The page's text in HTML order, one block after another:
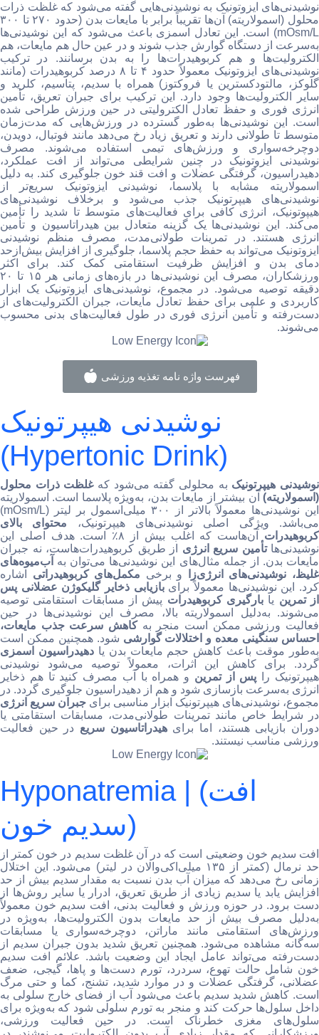
نوشیدنی‌های ایزوتونیک به نوشیدنی‌هایی گفته می‌شود که غلظت ذرات
محلول (اسمولاریته) آن‌ها تقریباً برابر با مایعات بدن (حدود ۲۷۰ تا ۳۰۰
mOsm/L) است. این تعادل اسمزی باعث می‌شود که این نوشیدنی‌ها
به‌سرعت از دستگاه گوارش جذب شوند و در عین حال هم مایعات، هم
الکترولیت‌ها و هم کربوهیدرات‌ها را به بدن برسانند. در ترکیب
نوشیدنی‌های ایزوتونیک معمولاً حدود ۴ تا ۸ درصد کربوهیدرات (مانند
گلوکز، مالتودکسترین یا فروکتوز) همراه با سدیم، پتاسیم، کلرید و
سایر الکترولیت‌ها وجود دارد. این ترکیب برای جبران تعریق، تأمین
انرژی فوری و حفظ تعادل الکترولیتی در حین ورزش طراحی شده
است. این نوشیدنی‌ها به‌طور گسترده در ورزش‌هایی که مدت‌زمان
متوسط تا طولانی دارند و تعریق زیاد رخ می‌دهد مانند فوتبال، دویدن،
دوچرخه‌سواری و ورزش‌های تیمی استفاده می‌شوند. مصرف
نوشیدنی ایزوتونیک در چنین شرایطی می‌تواند از افت عملکرد،
دهیدراسیون، گرفتگی عضلات و افت قند خون جلوگیری کند. به دلیل
اسمولاریته مشابه با پلاسما، نوشیدنی ایزوتونیک سریع‌تر از
نوشیدنی‌های هیپرتونیک جذب می‌شود و برخلاف نوشیدنی‌های
هیپوتونیک، انرژی کافی برای فعالیت‌های متوسط تا شدید را تأمین
می‌کند. این نوشیدنی‌ها یک گزینه متعادل بین هیدراتاسیون و تأمین
انرژی هستند. در تمرینات طولانی‌مدت، مصرف منظم نوشیدنی
ایزوتونیک می‌تواند به حفظ حجم پلاسما، جلوگیری از افزایش بیش‌ازحد
دمای بدن و افزایش ظرفیت استقامتی کمک کند. برای اکثر
ورزشکاران، مصرف این نوشیدنی‌ها در بازه‌های زمانی هر ۱۵ تا ۲۰
دقیقه توصیه می‌شود. در مجموع، نوشیدنی‌های ایزوتونیک یک ابزار
کاربردی و علمی برای حفظ تعادل مایعات، جبران الکترولیت‌های از
دست‌رفته و تأمین انرژی فوری در طول فعالیت‌های بدنی محسوب
می‌شوند.
فهرست واژه نامه تغذیه ورزشی
نوشیدنی هیپرتونیک
(Hypertonic Drink)
نوشیدنی هیپرتونیک به محلولی گفته می‌شود کهغلظت ذرات محلول
(اسمولاریته) آن بیشتر از مایعات بدن، به‌ویژه پلاسما است. اسمولاریته
این نوشیدنی‌ها معمولاً بالاتر از ۳۰۰ میلی‌اسمول بر لیتر (mOsm/L)
می‌باشد. ویژگی اصلی نوشیدنی‌های هیپرتونیک، محتوای بالای
کربوهیدرات
آن‌هاست که اغلب بیش از ۸٪ است. هدف اصلی این
نوشیدنی‌هاتأمین سریع انرژی از طریق کربوهیدرات‌هاست، نه جبران
مایعات بدن. از جمله مثال‌های این نوشیدنی‌ها می‌توان به آب‌میوه‌های
غلیظ، نوشیدنی‌های انرژی‌زا
و برخی مکمل‌های کربوهیدراتی اشاره
کرد. این نوشیدنی‌ها معمولاً برایبازیابی ذخایر گلیکوژن عضلانی پس
از تمرین یا بارگیری کربوهیدرات پیش از مسابقات استقامتی توصیه
می‌شوند. به‌دلیل اسمولاریته بالا، مصرف این نوشیدنی‌ها در حین
فعالیت ورزشی ممکن است منجر بهکاهش سرعت جذب مایعات،
احساس سنگینی معده و اختلالات گوارشی شود. همچنین ممکن است
به‌طور موقت باعث کاهش حجم مایعات بدن یادهیدراسیون اسمزی
گردد. برای کاهش این اثرات، معمولاً توصیه می‌شود نوشیدنی
هیپرتونیک را پس از تمرین و همراه با آب مصرف کنید تا هم ذخایر
انرژی به‌سرعت بازسازی شود و هم از دهیدراسیون جلوگیری گردد. در
مجموع، نوشیدنی‌های هیپرتونیک ابزار مناسبی برای جبران سریع انرژی
در شرایط خاص مانند تمرینات طولانی‌مدت، مسابقات استقامتی یا
دوران بازیابی هستند، اما برایهیدراتاسیون سریع در حین فعالیت
ورزشی مناسب نیستند.
Hyponatremia | (افت
سدیم خون)
افت سدیم خون وضعیتی است که در آن غلظت سدیم در خون کمتر از
حد نرمال (کمتر از ۱۳۵ میلی‌اکی‌والان در لیتر) می‌شود. این اختلال
زمانی رخ می‌دهد که میزان آب بدن نسبت به مقدار سدیم بیش از حد
افزایش یابد یا سدیم زیادی از طریق تعریق، ادرار یا سایر روش‌ها از
دست برود. در حوزه ورزش و فعالیت بدنی، افت سدیم خون معمولاً
به‌دلیل مصرف بیش از حد مایعات بدون الکترولیت‌ها، به‌ویژه در
ورزش‌های استقامتی مانند ماراتن، دوچرخه‌سواری یا مسابقات
سه‌گانه مشاهده می‌شود. همچنین تعریق شدید بدون جبران سدیم از
دست‌رفته می‌تواند عامل ایجاد این وضعیت باشد. علائم افت سدیم
خون شامل حالت تهوع، سردرد، تورم دست‌ها و پاها، گیجی، ضعف
عضلانی، گرفتگی عضلات و در موارد شدید، تشنج، کما و حتی مرگ
است. کاهش شدید سدیم باعث می‌شود آب از فضای خارج سلولی به
داخل سلول‌ها حرکت کند و منجر به تورم سلولی شود که به‌ویژه برای
سلول‌های مغزی خطرناک است. در حین فعالیت ورزشی،